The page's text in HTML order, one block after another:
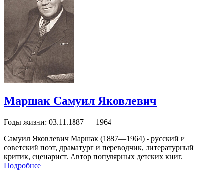
Маршак Самуил Яковлевич
Годы жизни: 03.11.1887 — 1964
Самуил Яковлевич Маршак (1887—1964) - русский и
советский поэт, драматург и переводчик, литературный
критик, сценарист. Автор популярных детских книг.
Подробнее